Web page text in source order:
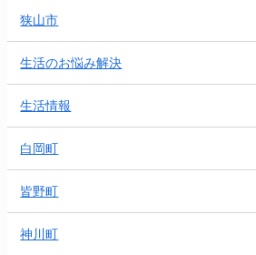
狭山市
生活のお悩み解決
生活情報
白岡町
皆野町
神川町